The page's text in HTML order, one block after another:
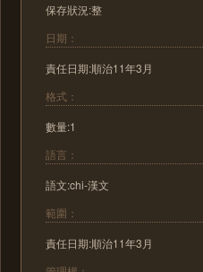
保存狀況:整
日期：
責任日期:順治11年3月
格式：
數量:1
語言：
語文:chi-漢文
範圍：
責任日期:順治11年3月